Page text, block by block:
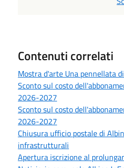
Contenuti correlati
Mostra d'arte Una pennellata
Sconto sul costo
2026-2027
Sconto sul costo
2026-2027
Chiusura ufficio postale di
infrastrutturali
Apertura iscrizione al